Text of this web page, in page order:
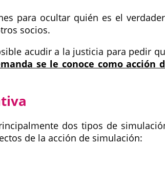
para ocultar quién es el
socios.
acudir a la justicia para pedir
se le conoce como acción
dos tipos de
de la acción de simulación: